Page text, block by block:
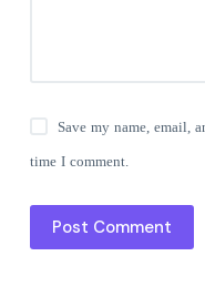
Save my name, email,
time I comment.
Post Comment